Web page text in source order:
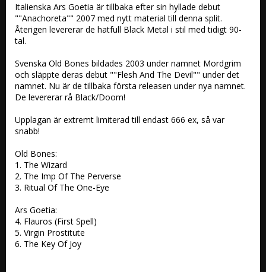
Italienska Ars Goetia är tillbaka efter sin hyllade debut
""Anachoreta"" 2007 med nytt material till denna split.
Återigen levererar de hatfull Black Metal i stil med tidigt 90-
tal.
Svenska Old Bones bildades 2003 under namnet Mordgrim
och släppte deras debut ""Flesh And The Devil"" under det
namnet. Nu är de tillbaka första releasen under nya namnet.
De levererar rå Black/Doom!
Upplagan är extremt limiterad till endast 666 ex, så var
snabb!
Old Bones:
1. The Wizard
2. The Imp Of The Perverse
3. Ritual Of The One-Eye
Ars Goetia:
4. Flauros (First Spell)
5. Virgin Prostitute
6. The Key Of Joy